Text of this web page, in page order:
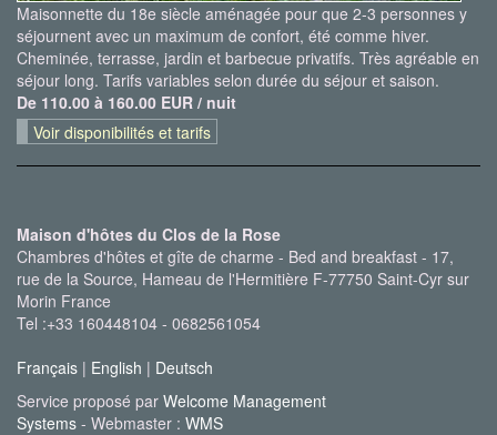
Maisonnette du 18e siècle aménagée pour que 2-3 personnes y
séjournent avec un maximum de confort, été comme hiver.
Cheminée, terrasse, jardin et barbecue privatifs. Très agréable en
séjour long. Tarifs variables selon durée du séjour et saison.
De 110.00 à 160.00 EUR / nuit
Voir disponibilités et tarifs
Maison d'hôtes du Clos de la Rose
Chambres d'hôtes et gîte de charme - Bed and breakfast - 17,
rue de la Source, Hameau de l'Hermitière F-77750 Saint-Cyr sur
Morin France
Tel :+33 160448104 - 0682561054
Français | English | Deutsch
Service proposé par Welcome Management
Systems - Webmaster : WMS